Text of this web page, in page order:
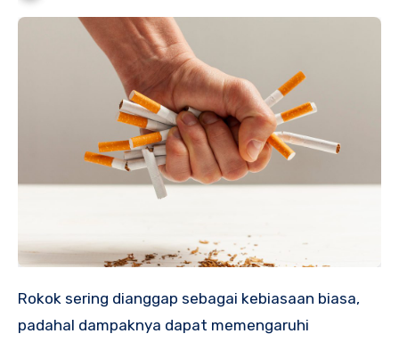
Rokok sering dianggap sebagai kebiasaan biasa,
padahal dampaknya dapat memengaruhi